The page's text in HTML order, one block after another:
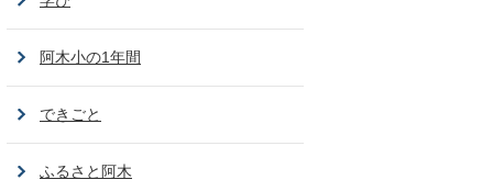
阿木小の1年間
できごと
ふるさと阿木